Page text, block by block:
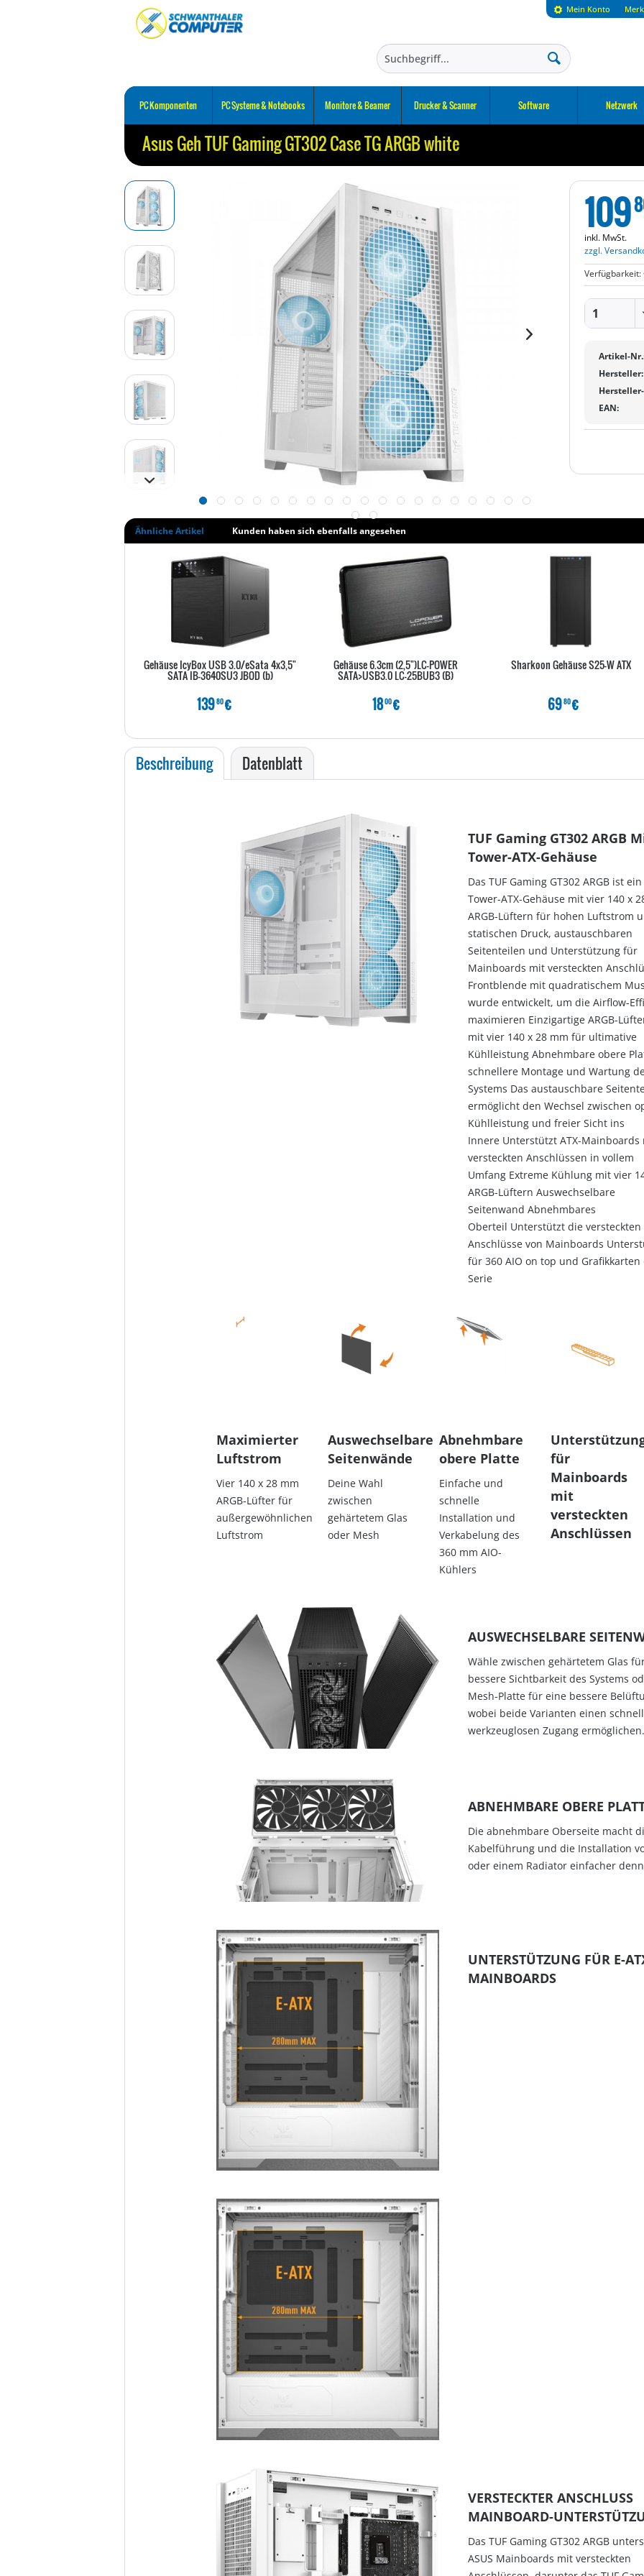
Mein Konto
PC Komponenten PC Systeme & Notebooks Monitore & Beamer Drucker & Scanner Software Netzwerk
Asus Geh TUF Gaming GT302 Case TG ARGB white
109
inkl. MwSt.
zzgl.
Verfügbarkeit:
Artikel-
Hersteller:
EAN:
Ähnliche Artikel Kunden haben sich ebenfalls angesehen
Gehäuse IcyBox USB 3.0/eSata 4x3,5"
SATA IB-3640SU3 JBOD (b)
13980€
Gehäuse 6.3cm (2,5")LC-POWER
SATA>USB3.0 LC-25BUB3 (B)
1800€
Sharkoon Gehäuse S25-W ATX
6980€
Beschreibung Datenblatt
TUF Gaming GT302 ARGB
Tower-ATX-Gehäuse
Das TUF Gaming GT302 ARGB ist
Tower-ATX-Gehäuse mit vier 140 x
ARGB-Lüftern für hohen Luftstrom
statischen Druck, austauschbaren
Seitenteilen und Unterstützung für
Mainboards mit versteckten
Frontblende mit quadratischem
wurde entwickelt, um die Airflow-
maximieren Einzigartige ARGB-
mit vier 140 x 28 mm für ultimative
Kühlleistung Abnehmbare obere
schnellere Montage und Wartung
Systems Das austauschbare
ermöglicht den Wechsel zwischen
Kühlleistung und freier Sicht ins
Innere Unterstützt ATX-Mainboards
versteckten Anschlüssen in vollem
Umfang Extreme Kühlung mit vier
ARGB-Lüftern Auswechselbare
Seitenwand Abnehmbares
Oberteil Unterstützt die versteckten
Anschlüsse von Mainboards
für 360 AIO on top und Grafikkarten
Serie
Maximierter
Luftstrom
Vier 140 x 28 mm
ARGB-Lüfter für
außergewöhnlichen
Luftstrom
Auswechselbare
Seitenwände
Deine Wahl
zwischen
gehärtetem Glas
oder Mesh
Abnehmbare
obere Platte
Einfache und
schnelle
Installation und
Verkabelung des
360 mm AIO-
Kühlers
für
Mainboards
mit
versteckten
Anschlüssen
AUSWECHSELBARE
Wähle zwischen gehärtetem Glas
bessere Sichtbarkeit des Systems
Mesh-Platte für eine bessere
wobei beide Varianten einen
werkzeuglosen Zugang ermöglichen.
ABNEHMBARE OBERE
Die abnehmbare Oberseite macht
Kabelführung und die Installation
oder einem Radiator einfacher
UNTERSTÜTZUNG FÜR E-
MAINBOARDS
VERSTECKTER ANSCHLUSS
MAINBOARD-
Das TUF Gaming GT302 ARGB
ASUS Mainboards mit versteckten